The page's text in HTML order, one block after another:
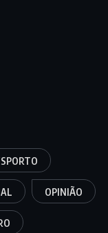
OPINIÃO